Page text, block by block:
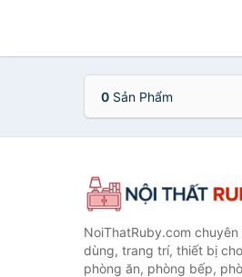
0 Sản Phẩm
NoiThatRuby.com
dùng, trang trí, thiết bị
phòng ăn, phòng bếp,